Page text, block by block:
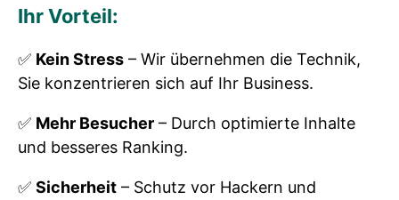
Ihr Vorteil:
✅ Kein Stress – Wir übernehmen die Technik,
Sie konzentrieren sich auf Ihr Business.
✅ Mehr Besucher – Durch optimierte Inhalte
und besseres Ranking.
✅ Sicherheit – Schutz vor Hackern und